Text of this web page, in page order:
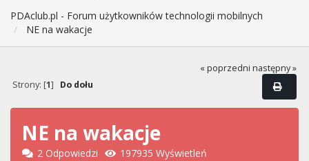
PDAclub.pl - Forum użytkowników technologii mobilnych
NE na wakacje
« poprzedni następny »
Strony: [1] Do dołu
NE na wakacje
2 Odpowiedzi 197935 Wyświetleń